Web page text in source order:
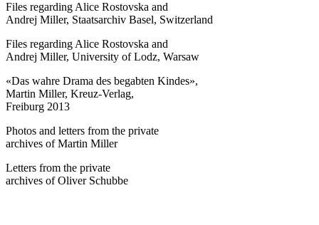
Files regarding Alice Rostovska and
Andrej Miller, Staatsarchiv Basel, Switzerland
Files regarding Alice Rostovska and
Andrej Miller, University of Lodz, Warsaw
«Das wahre Drama des begabten Kindes»,
Martin Miller, Kreuz-Verlag,
Freiburg 2013
Photos and letters from the private
archives of Martin Miller
Letters from the private
archives of Oliver Schubbe